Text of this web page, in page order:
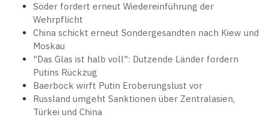
Söder fordert erneut Wiedereinführung der
Wehrpflicht
China schickt erneut Sondergesandten nach Kiew und
Moskau
"Das Glas ist halb voll": Dutzende Länder fordern
Putins Rückzug
Baerbock wirft Putin Eroberungslust vor
Russland umgeht Sanktionen über Zentralasien,
Türkei und China